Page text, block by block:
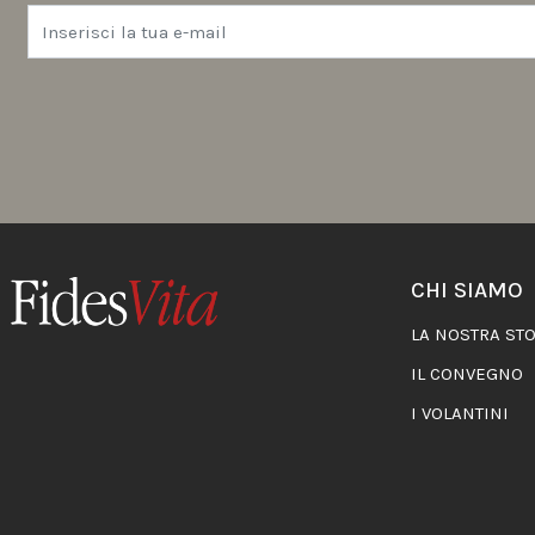
CHI SIAMO
LA NOSTRA
IL CONVEGNO
I VOLANTINI